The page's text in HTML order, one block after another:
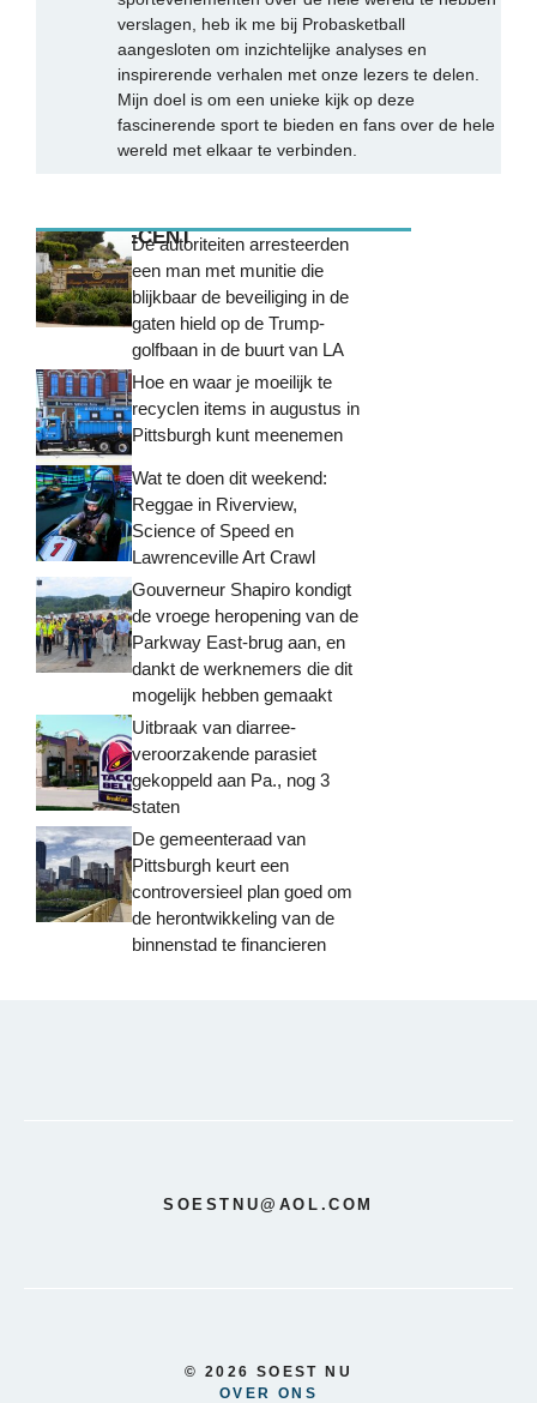
verslagen, heb ik me bij Probasketball
aangesloten om inzichtelijke analyses en
inspirerende verhalen met onze lezers te delen.
Mijn doel is om een unieke kijk op deze
fascinerende sport te bieden en fans over de hele
wereld met elkaar te verbinden.
MEEST RECENTDe autoriteiten arresteerden
een man met munitie die
blijkbaar de beveiliging in de
gaten hield op de Trump-
golfbaan in de buurt van LA
Hoe en waar je moeilijk te
recyclen items in augustus in
Pittsburgh kunt meenemen
Wat te doen dit weekend:
Reggae in Riverview,
Science of Speed ​​en
Lawrenceville Art Crawl
Gouverneur Shapiro kondigt
de vroege heropening van de
Parkway East-brug aan, en
dankt de werknemers die dit
mogelijk hebben gemaakt
Uitbraak van diarree-
veroorzakende parasiet
gekoppeld aan Pa., nog 3
staten
De gemeenteraad van
Pittsburgh keurt een
controversieel plan goed om
de herontwikkeling van de
binnenstad te financieren
SOESTNU@AOL.COM
© 2026 SOEST NU
OVER ONS